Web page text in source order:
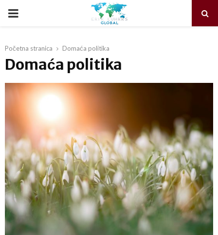
PRIMARY
Početna stranica Domaća politika
Domaća politika